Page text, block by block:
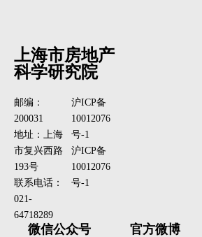
上海市房地产
科学研究院
邮编：
200031
地址：上海
市复兴西路
193号
联系电话：
021-
64718289
沪ICP备
10012076
号-1
沪ICP备
10012076
号-1
微信公众号 官方微博